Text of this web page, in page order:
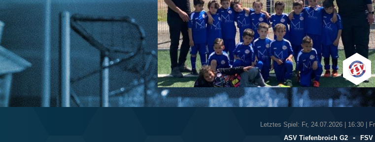
Letztes Spiel: Fr, 24.07.2026
16:30 |
ASV Tiefenbroich G2
-